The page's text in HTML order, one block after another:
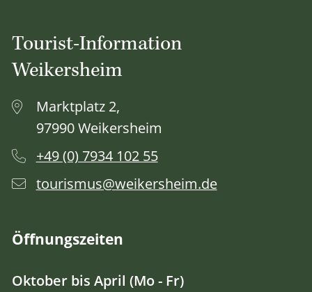
Tourist-Information
Weikersheim
Marktplatz 2,
97990 Weikersheim
+49 (0) 7934 102 55
tourismus@weikersheim.de
Öffnungszeiten
Oktober bis April (Mo - Fr)